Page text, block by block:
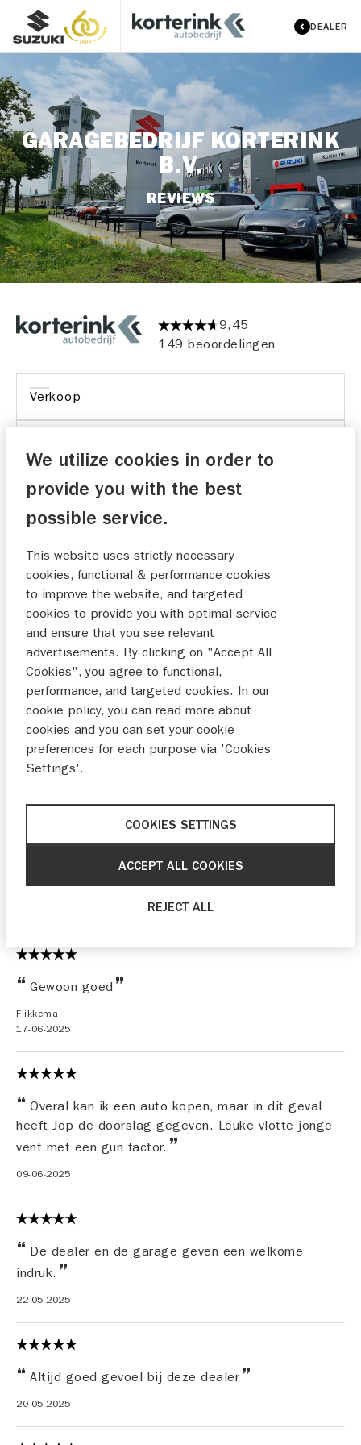
DEALER
GARAGEBEDRIJF KORTERINK
B.V.
REVIEWS
9,45
149 beoordelingen
Verkoop
medewerkers.
Timmerman
08-07-2025
Al had ik meer inlichtingen gewenst op de
jaarlijkse onderhoudsbeurt, is de beurt wel goed
uitgevoerd zover ik het kan beoordelen.
30-06-2025
vriendelijk personeel, duidelijke uitleg wat er
gedaan zou worden, koffie smaakte en gezellig
ingerichte wachtruimte
Gewoon goed
Flikkema
17-06-2025
Overal kan ik een auto kopen, maar in dit geval
heeft Jop de doorslag gegeven. Leuke vlotte jonge
vent met een gun factor.
09-06-2025
De dealer en de garage geven een welkome
indruk.
22-05-2025
Altijd goed gevoel bij deze dealer
20-05-2025
We utilize cookies in order to
provide you with the best
possible service.
This website uses strictly necessary
cookies, functional & performance cookies
to improve the website, and targeted
cookies to provide you with optimal service
and ensure that you see relevant
advertisements. By clicking on "Accept All
Cookies", you agree to functional,
performance, and targeted cookies. In our
cookie policy, you can read more about
cookies and you can set your cookie
preferences for each purpose via 'Cookies
Settings'.
COOKIES SETTINGS
REJECT ALL
ACCEPT ALL COOKIES